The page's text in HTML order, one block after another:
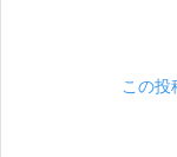
この